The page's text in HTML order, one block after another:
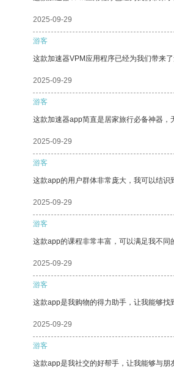
2025-09-29
游客
这款加速器VPM应用程序已经为我们带来了
2025-09-29
游客
这款加速器app简直是居家旅行必备神器，
2025-09-29
游客
这款app的用户群体非常庞大，我可以结识
2025-09-29
游客
这款app的课程非常丰富，可以满足我不同
2025-09-29
游客
这款app是我购物的得力助手，让我能够找
2025-09-29
游客
这款app是我社交的好帮手，让我能够与朋